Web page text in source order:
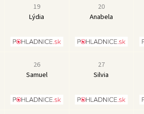
19
Lýdia
20
Anabela
26
Samuel
27
Silvia